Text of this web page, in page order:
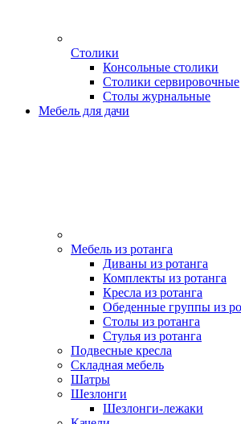
Столики
Консольные столики
Столики сервировочные
Столы журнальные
Мебель для дачи
Мебель из ротанга
Диваны из ротанга
Комплекты из ротанга
Кресла из ротанга
Обеденные группы из
Столы из ротанга
Стулья из ротанга
Подвесные кресла
Складная мебель
Шатры
Шезлонги
Шезлонги-лежаки